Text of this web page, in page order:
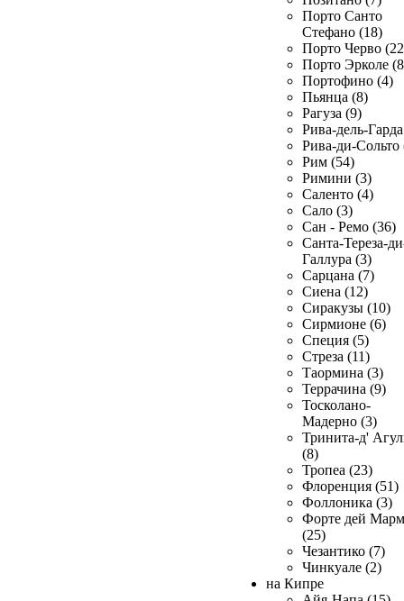
Порто Санто
Стефано (18)
Порто Черво
Порто Эрколе
Портофино (4)
Пьянца (8)
Рагуза (9)
Рива-дель-
Рива-ди-Сольто
Рим (54)
Римини (3)
Саленто (4)
Сало (3)
Сан - Ремо (36)
Санта-Тереза-
Галлура (3)
Сарцана (7)
Сиена (12)
Сиракузы (10)
Сирмионе (6)
Специя (5)
Стреза (11)
Таормина (3)
Террачина (9)
Тосколано-
Мадерно (3)
Тринита-д'
(8)
Тропеа (23)
Флоренция (51)
Фоллоника (3)
Форте дей
(25)
Чезантико (7)
Чинкуале (2)
на Кипре